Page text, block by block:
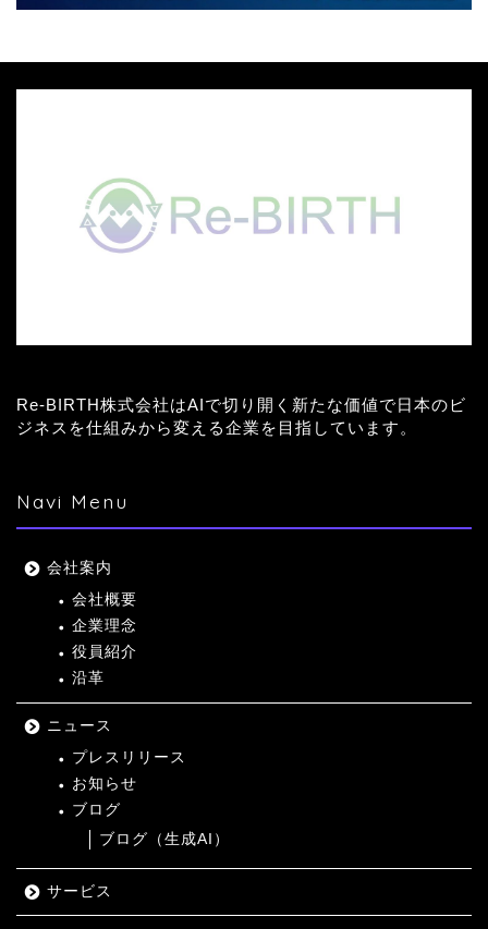
Re-BIRTH株式会社はAIで切り開く新たな価値で日本のビ
ジネスを仕組みから変える企業を目指しています。
Navi Menu
会社案内
会社概要
企業理念
役員紹介
沿革
ニュース
プレスリリース
お知らせ
ブログ
ブログ（生成AI）
サービス